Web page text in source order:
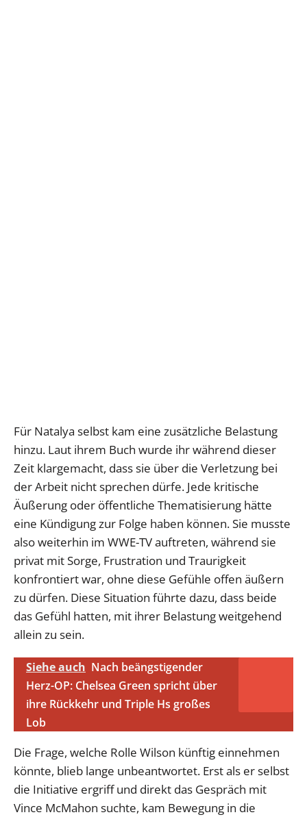
Für Natalya selbst kam eine zusätzliche Belastung
hinzu. Laut ihrem Buch wurde ihr während dieser
Zeit klargemacht, dass sie über die Verletzung bei
der Arbeit nicht sprechen dürfe. Jede kritische
Äußerung oder öffentliche Thematisierung hätte
eine Kündigung zur Folge haben können. Sie musste
also weiterhin im WWE-TV auftreten, während sie
privat mit Sorge, Frustration und Traurigkeit
konfrontiert war, ohne diese Gefühle offen äußern
zu dürfen. Diese Situation führte dazu, dass beide
das Gefühl hatten, mit ihrer Belastung weitgehend
allein zu sein.
Siehe auch Nach beängstigender
Herz-OP: Chelsea Green spricht über
ihre Rückkehr und Triple Hs großes
Lob
Die Frage, welche Rolle Wilson künftig einnehmen
könnte, blieb lange unbeantwortet. Erst als er selbst
die Initiative ergriff und direkt das Gespräch mit
Vince McMahon suchte, kam Bewegung in die